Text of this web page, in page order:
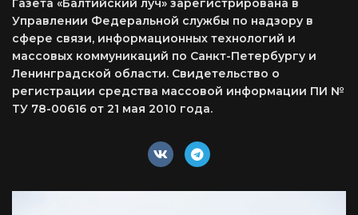
Газета «Балтийский луч» зарегистрирована в
Управлении Федеральной службы по надзору в
сфере связи, информационных технологий и
массовых коммуникаций по Санкт-Петербургу и
Ленинградской области. Свидетельство о
регистрации средства массовой информации ПИ №
ТУ 78-00616 от 21 мая 2010 года.